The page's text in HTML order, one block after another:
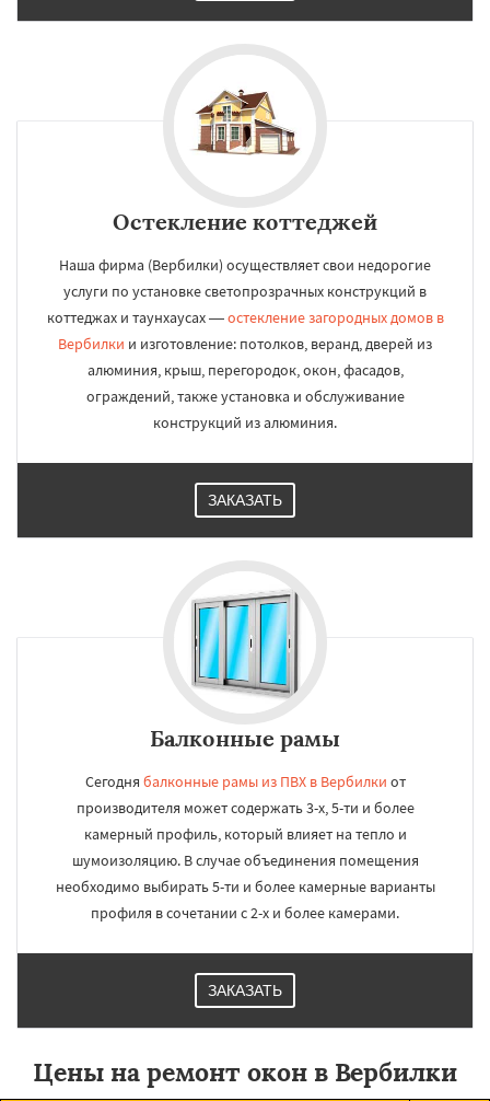
Остекление коттеджей
Наша фирма (Вербилки) осуществляет свои недорогие
услуги по установке светопрозрачных конструкций в
коттеджах и таунхаусах —остекление загородных домов в
Вербилки и изготовление: потолков, веранд, дверей из
алюминия, крыш, перегородок, окон, фасадов,
ограждений, также установка и обслуживание
конструкций из алюминия.
ЗАКАЗАТЬ
Балконные рамы
Сегодня балконные рамы из ПВХ в Вербилки от
производителя может содержать 3-х, 5-ти и более
камерный профиль, который влияет на тепло и
шумоизоляцию. В случае объединения помещения
необходимо выбирать 5-ти и более камерные варианты
профиля в сочетании с 2-х и более камерами.
ЗАКАЗАТЬ
Цены на ремонт окон в Вербилки